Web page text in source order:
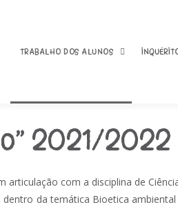
Bioética?
TRABALHO DOS ALUNOS
Livro de Bioética
Fotos 2019/2020
2021/2022
com a disciplina de
da temática Bioetica